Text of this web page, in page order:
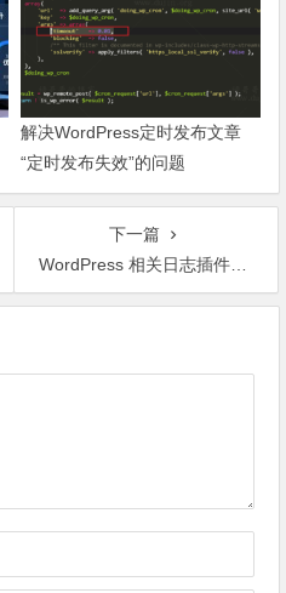
解决WordPress定时发布文章
“定时发布失效”的问题
下一篇
WordPress 相关日志插件：WordPress Related Posts